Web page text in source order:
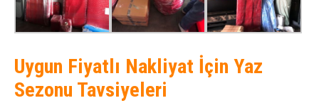
Uygun Fiyatlı Nakliyat İçin Yaz
Sezonu Tavsiyeleri